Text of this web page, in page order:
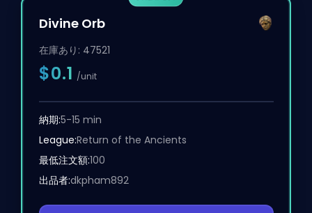
Divine Orb
在庫あり: 47521
$0.1 /unit
納期:5-15 min
League:Return of the Ancients
最低注文額:100
出品者:dkpham892